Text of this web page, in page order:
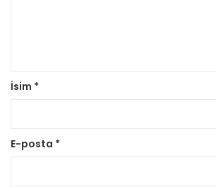
İsim *
E-posta *